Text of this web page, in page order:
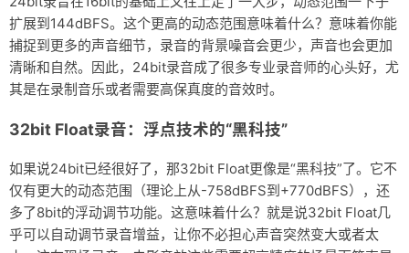
扩展到144dBFS。这个更高的动态范围意味着什么？意味着你能
捕捉到更多的声音细节，录音的背景噪音会更少，声音也会更加
清晰和自然。因此，24bit录音成了很多专业录音师的心头好，尤
其是在录制音乐或者需要高保真度的音效时。
32bit Float录音：浮点技术的“黑科技”
如果说24bit已经很好了，那32bit Float更像是“黑科技”了。它不
仅有更大的动态范围（理论上从-758dBFS到+770dBFS），还
多了8bit的浮动调节功能。这意味着什么？就是说32bit Float几
乎可以自动调节录音增益，让你不必担心声音突然变大或者太